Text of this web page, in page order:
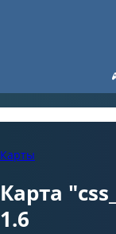
Карты
Карта
1.6